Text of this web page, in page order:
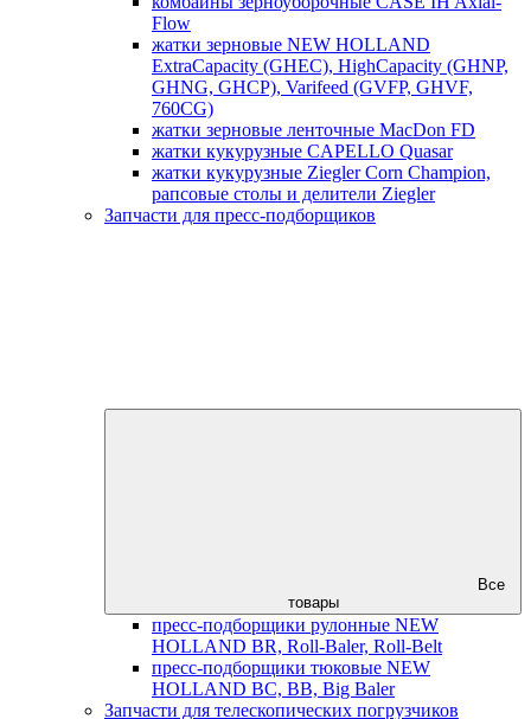
Flow
жатки зерновые NEW HOLLAND
ExtraCapacity (GHEC), HighCapacity (GHNP,
GHNG, GHCP), Varifeed (GVFP, GHVF,
760CG)
жатки зерновые ленточные MacDon FD
жатки кукурузные CAPELLO Quasar
жатки кукурузные Ziegler Corn Champion,
рапсовые столы и делители Ziegler
Запчасти для пресс-подборщиков
Все
товары
пресс-подборщики рулонные NEW
HOLLAND BR, Roll-Baler, Roll-Belt
пресс-подборщики тюковые NEW
HOLLAND BC, BB, Big Baler
Запчасти для телескопических погрузчиков